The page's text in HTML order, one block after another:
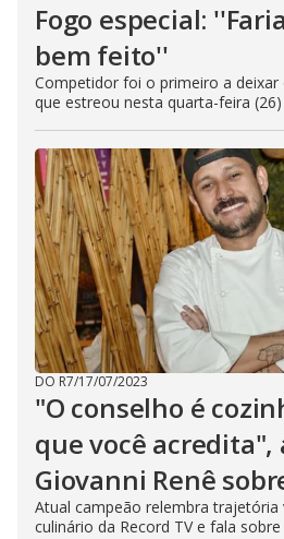
Fogo especial:
bem feito''
Competidor foi o primeiro a deixar
que estreou nesta quarta-feira (26)
DO R7/17/07/2023
"O conselho é
que você acredita",
Giovanni Renê
Atual campeão relembra
culinário da Record TV e fala